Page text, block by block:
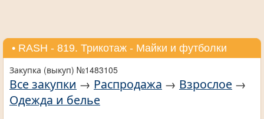
• RASH - 819. Трикотаж - Майки и футболки
Закупка (выкуп) №1483105
Все закупки → Распродажа → Взрослое →
Одежда и белье